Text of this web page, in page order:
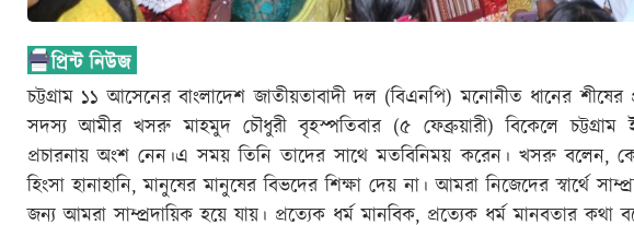
চট্টগ্রাম ১১ আসেনের বাংলাদেশ জাতীয়তাবাদী দল (বিএনপি) মনোনীত ধানের শীষের
সদস্য আমীর খসরু মাহমুদ চৌধুরী বৃহস্পতিবার (৫ ফেব্রুয়ারী) বিকেলে চট্টগ্রাম
প্রচারনায় অংশ নেন।এ সময় তিনি তাদের সাথে মতবিনিময় করেন। খসরু বলেন,
হিংসা হানাহানি, মানুষের মানুষের বিভদের শিক্ষা দেয় না। আমরা নিজেদের স্বার্থে
জন্য আমরা সাম্প্রদায়িক হয়ে যায়। প্রত্যেক ধর্ম মানবিক, প্রত্যেক ধর্ম মানবতার কথা